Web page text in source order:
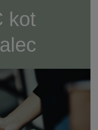
kot